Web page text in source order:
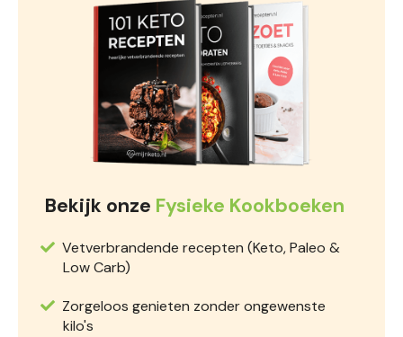
Bekijk onze Fysieke Kookboeken
Vetverbrandende recepten (Keto, Paleo &
Low Carb)
Zorgeloos genieten zonder ongewenste
kilo's